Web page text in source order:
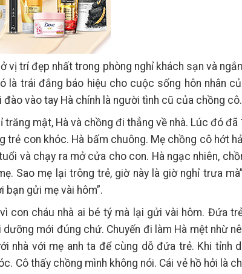
vị trí đẹp nhất trong phòng nghỉ khách sạn và
là trái đắng báo hiệu cho cuộc sống hôn nhân
đào vào tay Hà chính là người tình cũ của chồng cô.
trăng mật, Hà và chồng đi thẳng về nhà. Lúc đó
trẻ con khóc. Hà bấm chuông. Mẹ chồng cô hớt
và chạy ra mở cửa cho con. Hà ngạc nhiên,
Sao mẹ lại trông trẻ, giờ này là giờ nghỉ trưa
bạn gửi mẹ vài hôm”.
con cháu nhà ai bé tý mà lại gửi vài hôm. Đứa
dưỡng mới đúng chứ. Chuyến đi làm Hà mệt nhừ
nhà với mẹ anh ta để cùng dỗ đứa trẻ. Khi tỉnh
Cô thấy chồng mình không nói. Cái vẻ hồ hởi là